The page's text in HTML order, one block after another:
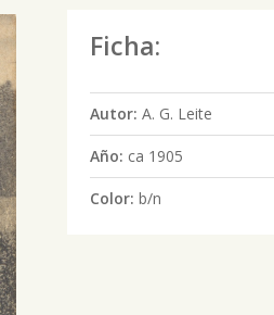
Ficha:
Autor: A. G. Leite
Año: ca 1905
Color: b/n